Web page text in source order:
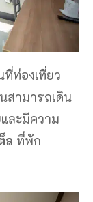
ท่องเที่ยว
สามารถเดิน
ละมีความ
ล ที่พัก